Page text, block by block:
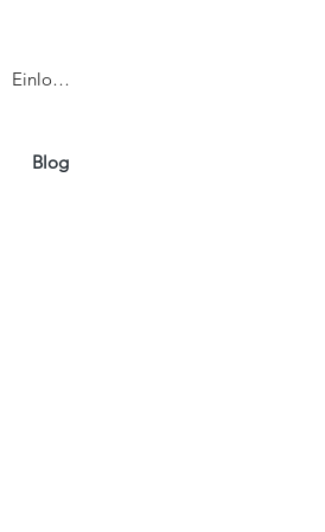
Einloggen
Blog